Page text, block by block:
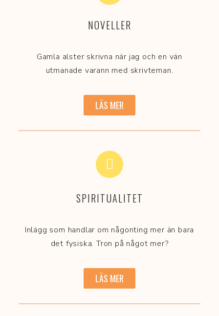
NOVELLER
Gamla alster skrivna när jag och en vän
utmanade varann med skrivteman.
LÄS MER
SPIRITUALITET
Inlägg som handlar om någonting mer än bara
det fysiska. Tron på något mer?
LÄS MER